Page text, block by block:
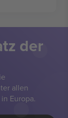
der
allen
Europa.